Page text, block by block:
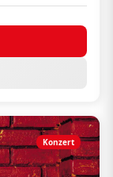
Konzert